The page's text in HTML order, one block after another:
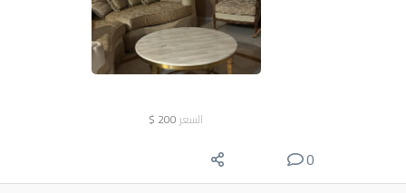
السعر 200
$
0